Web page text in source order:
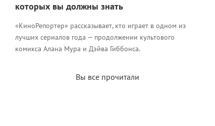
которых вы должны знать
«КиноРепортер» рассказывает, кто играет в одном из
лучших сериалов года — продолжении культового
комикса Алана Мура и Дэйва Гиббонса.
Вы все прочитали